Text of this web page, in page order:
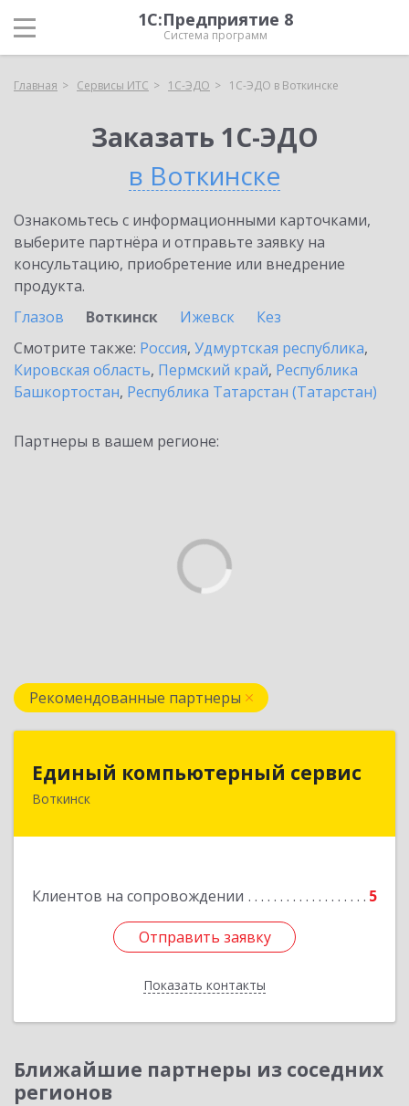
1С:Предприятие 8
Система программ
Главная Сервисы ИТС 1С-ЭДО 1С-ЭДО в Воткинске
Заказать 1С-ЭДО
в Воткинске
Ознакомьтесь с информационными карточками,
выберите партнёра и отправьте заявку на
консультацию, приобретение или внедрение
продукта.
Глазов
Воткинск Ижевск
Кез
Смотрите также: Россия, Удмуртская республика,
Кировская область, Пермский край, Республика
Башкортостан, Республика Татарстан (Татарстан)
Партнеры в вашем регионе:
Рекомендованные партнеры
Единый компьютерный сервис
Воткинск
Клиентов на сопровождении 5
Отправить заявку
Показать контакты
Единый компьютерный сервис
Отправить заявку
Назад
Ближайшие партнеры из соседних
регионов